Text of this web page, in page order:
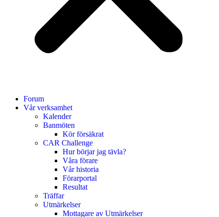
Forum
Vår verksamhet
Kalender
Banmöten
Kör försäkrat
CAR Challenge
Hur börjar jag tävla?
Våra förare
Vår historia
Förarportal
Resultat
Träffar
Utmärkelser
Mottagare av Utmärkelser